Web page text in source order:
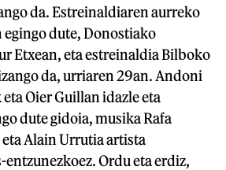
da. Estreinaldiaren aurreko
egingo dute, Donostiako
Etxean, eta estreinaldia Bilboko
da, urriaren 29an. Andoni
Oier Guillan idazle eta
dute gidoia, musika Rafa
Alain Urrutia artista
Ordu eta erdiz,